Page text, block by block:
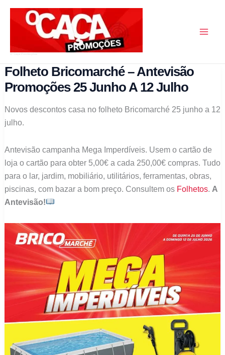
Folheto Bricomarché – Antevisão
Promoções 25 Junho A 12 Julho
Novos descontos casa no folheto Bricomarché 25 junho a 12
julho.
Antevisão campanha Mega Imperdíveis. Usem o cartão de
loja o cartão para obter 5,00€ a cada 250,00€ compras. Tudo
para o lar, jardim, mobiliário, utilitários, ferramentas, obras,
piscinas, com bazar a bom preço. Consultem os Folhetos. A
Antevisão!